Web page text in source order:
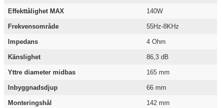
Effekttålighet MAX 140W
Frekvensområde 55Hz-8KHz
Impedans 4 Ohm
Känslighet 86,3 dB
Yttre diameter midbas 165 mm
Inbyggnadsdjup 66 mm
Monteringshål 142 mm